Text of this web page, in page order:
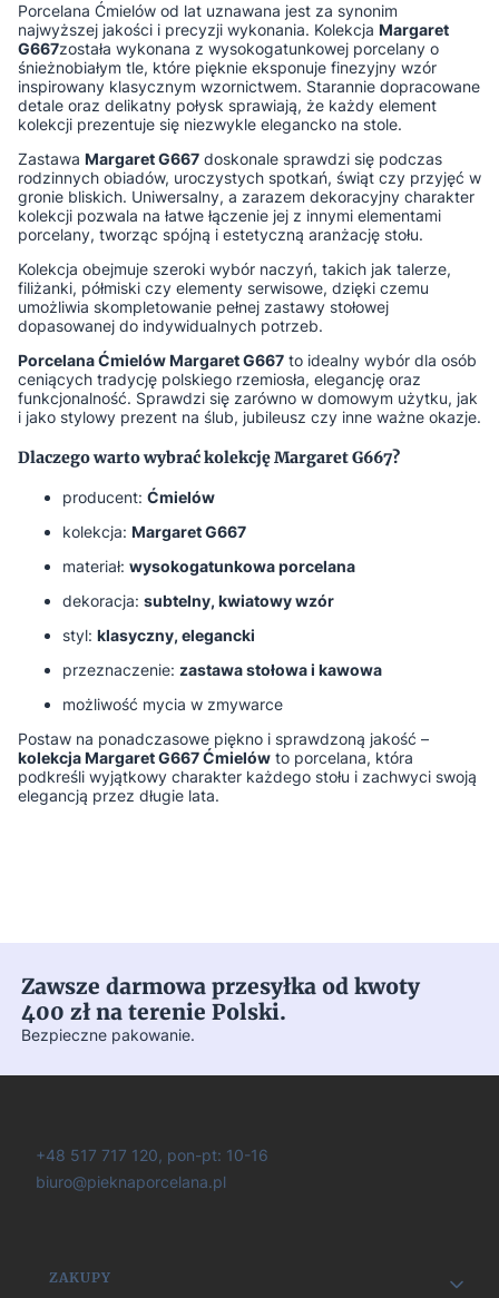
Porcelana Ćmielów od lat uznawana jest za synonim
najwyższej jakości i precyzji wykonania. Kolekcja Margaret
G667została wykonana z wysokogatunkowej porcelany o
śnieżnobiałym tle, które pięknie eksponuje finezyjny wzór
inspirowany klasycznym wzornictwem. Starannie dopracowane
detale oraz delikatny połysk sprawiają, że każdy element
kolekcji prezentuje się niezwykle elegancko na stole.
Zastawa Margaret G667 doskonale sprawdzi się podczas
rodzinnych obiadów, uroczystych spotkań, świąt czy przyjęć w
gronie bliskich. Uniwersalny, a zarazem dekoracyjny charakter
kolekcji pozwala na łatwe łączenie jej z innymi elementami
porcelany, tworząc spójną i estetyczną aranżację stołu.
Kolekcja obejmuje szeroki wybór naczyń, takich jak talerze,
filiżanki, półmiski czy elementy serwisowe, dzięki czemu
umożliwia skompletowanie pełnej zastawy stołowej
dopasowanej do indywidualnych potrzeb.
Porcelana Ćmielów Margaret G667 to idealny wybór dla osób
ceniących tradycję polskiego rzemiosła, elegancję oraz
funkcjonalność. Sprawdzi się zarówno w domowym użytku, jak
i jako stylowy prezent na ślub, jubileusz czy inne ważne okazje.
Dlaczego warto wybrać kolekcję Margaret G667?
producent: Ćmielów
kolekcja: Margaret G667
materiał: wysokogatunkowa porcelana
dekoracja: subtelny, kwiatowy wzór
styl: klasyczny, elegancki
przeznaczenie: zastawa stołowa i kawowa
możliwość mycia w zmywarce
Postaw na ponadczasowe piękno i sprawdzoną jakość –
kolekcja Margaret G667 Ćmielów to porcelana, która
podkreśli wyjątkowy charakter każdego stołu i zachwyci swoją
elegancją przez długie lata.
Zawsze darmowa przesyłka od kwoty
400 zł na terenie Polski.
Bezpieczne pakowanie.
+48 517 717 120, pon-pt: 10-16
biuro@pieknaporcelana.pl
Linki w stopce
ZAKUPY